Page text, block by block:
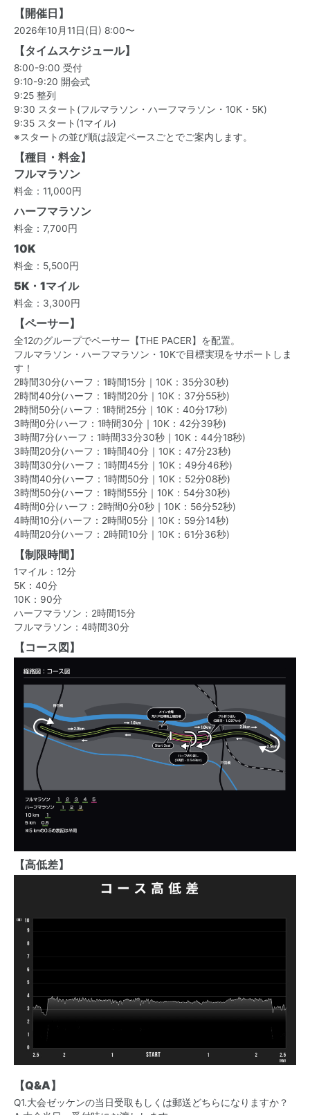
【開催日】
2026年10月11日(日) 8:00〜
【タイムスケジュール】
8:00-9:00 受付
9:10-9:20 開会式
9:25 整列
9:30 スタート(フルマラソン・ハーフマラソン・10K・5K)
9:35 スタート(1マイル)
※スタートの並び順は設定ペースごとでご案内します。
【種目・料金】
フルマラソン
料金：11,000円
ハーフマラソン
料金：7,700円
10K
料金：5,500円
5K・1マイル
料金：3,300円
【ペーサー】
全12のグループでペーサー【THE PACER】を配置。
フルマラソン・ハーフマラソン・10Kで目標実現をサポートしま
す！
2時間30分(ハーフ：1時間15分｜10K：35分30秒)
2時間40分(ハーフ：1時間20分｜10K：37分55秒)
2時間50分(ハーフ：1時間25分｜10K：40分17秒)
3時間0分(ハーフ：1時間30分｜10K：42分39秒)
3時間7分(ハーフ：1時間33分30秒｜10K：44分18秒)
3時間20分(ハーフ：1時間40分｜10K：47分23秒)
3時間30分(ハーフ：1時間45分｜10K：49分46秒)
3時間40分(ハーフ：1時間50分｜10K：52分08秒)
3時間50分(ハーフ：1時間55分｜10K：54分30秒)
4時間0分(ハーフ：2時間0分0秒｜10K：56分52秒)
4時間10分(ハーフ：2時間05分｜10K：59分14秒)
4時間20分(ハーフ：2時間10分｜10K：61分36秒)
【制限時間】
1マイル：12分
5K：40分
10K：90分
ハーフマラソン：2時間15分
フルマラソン：4時間30分
【コース図】
【高低差】
【Q&A】
Q1.大会ゼッケンの当日受取もしくは郵送どちらになりますか？